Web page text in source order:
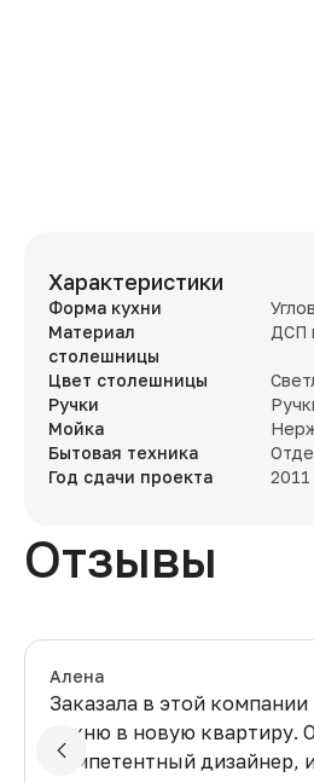
Характеристики
Форма кухни
Материал
столешницы
ДСП
Цвет столешницы
Ручки
Мойка
Бытовая техника
Год сдачи проекта
2011
Отзывы
Алена
Заказала в этой
кухню в новую квартиру.
компетентный дизайнер,